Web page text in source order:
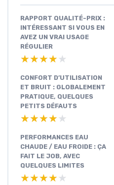
RAPPORT QUALITÉ-PRIX :
INTÉRESSANT SI VOUS EN
AVEZ UN VRAI USAGE
RÉGULIER
★★★★★
★★★★★
CONFORT D’UTILISATION
ET BRUIT : GLOBALEMENT
PRATIQUE, QUELQUES
PETITS DÉFAUTS
★★★★★
★★★★★
PERFORMANCES EAU
CHAUDE / EAU FROIDE : ÇA
FAIT LE JOB, AVEC
QUELQUES LIMITES
★★★★★
★★★★★